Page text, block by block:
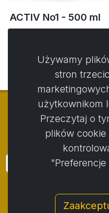
ACTIV No1 - 500 ml
© Copyright
Zasady i
Używamy
stron
użytkownikom
Przeczytaj o
plików cookie